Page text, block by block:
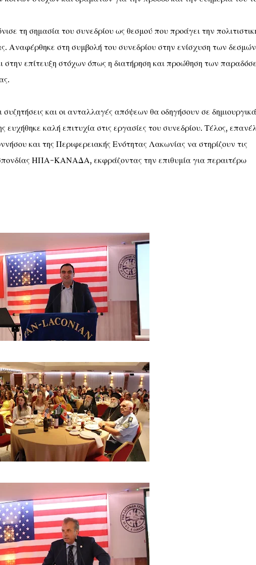
τη σημασία του συνεδρίου ως θεσμού που προάγει την
Αναφέρθηκε στη συμβολή του συνεδρίου στην ενίσχυση των δεσμών
επίτευξη στόχων όπως η διατήρηση και προώθηση των
συζητήσεις και οι ανταλλαγές απόψεων θα οδηγήσουν σε
καλή επιτυχία στις εργασίες του συνεδρίου. Τέλος,
και της Περιφερειακής Ενότητας Λακωνίας να στηρίζουν τις
ΗΠΑ-ΚΑΝΑΔΑ, εκφράζοντας την επιθυμία για περαιτέρω